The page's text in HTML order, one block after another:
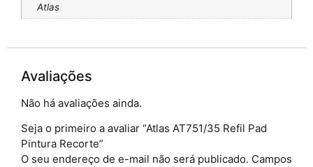
Atlas
Avaliações
Não há avaliações ainda.
Seja o primeiro a avaliar “Atlas AT751/35 Refil Pad
Pintura Recorte”
O seu endereço de e-mail não será publicado. Campos